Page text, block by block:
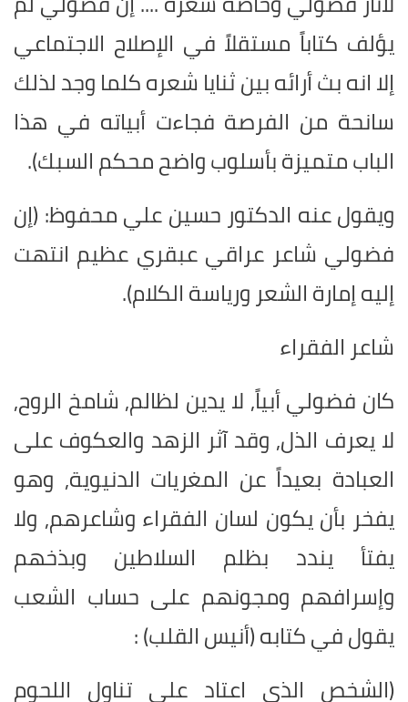
يؤلف كتاباً مستقلاً في الإصلاح الاجتماعي
إلا انه بث أرائه بين ثنايا شعره كلما وجد لذلك
سانحة من الفرصة فجاءت أبياته في هذا
الباب متميزة بأسلوب واضح محكم السبك).
ويقول عنه الدكتور حسين علي محفوظ: (إن
فضولي شاعر عراقي عبقري عظيم انتهت
إليه إمارة الشعر ورياسة الكلام).
شاعر الفقراء
كان فضولي أبياً, لا يدين لظالم, شامخ الروح,
لا يعرف الذل, وقد آثر الزهد والعكوف على
العبادة بعيداً عن المغريات الدنيوية, وهو
يفخر بأن يكون لسان الفقراء وشاعرهم, ولا
يفتأ يندد بظلم السلاطين وبذخهم
وإسرافهم ومجونهم على حساب الشعب
يقول في كتابه (أنيس القلب) :
(الشخص الذي اعتاد على تناول اللحوم